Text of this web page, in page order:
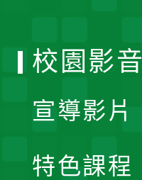
校園影音
宣導影片
特色課程